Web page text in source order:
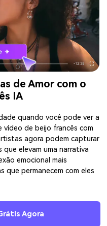
de Amor com o
IA
quando você pode ver a
vídeo de beijo francês com
agora podem capturar
que elevam uma narrativa
emocional mais
que permanecem com eles
Agora